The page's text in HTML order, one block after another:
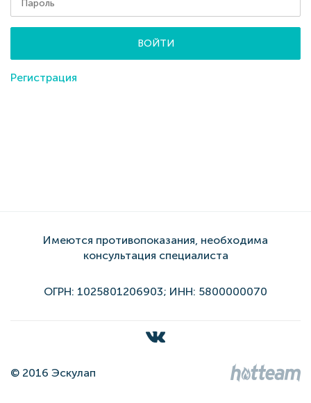
ВОЙТИ
Регистрация
Имеются противопоказания, необходима
консультация специалиста
ОГРН: 1025801206903; ИНН: 5800000070
© 2016 Эскулап